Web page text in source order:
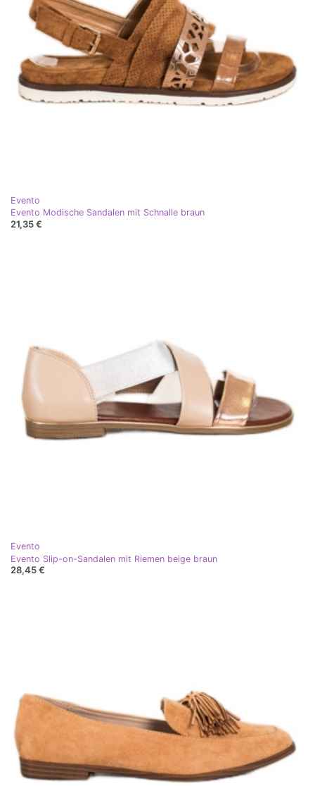
Evento
Evento Modische Sandalen mit Schnalle braun
21,35 €
Evento
Evento Slip-on-Sandalen mit Riemen beige braun
28,45 €